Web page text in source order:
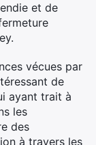
et de
vécues par
de
ayant trait à
les
des
à travers les